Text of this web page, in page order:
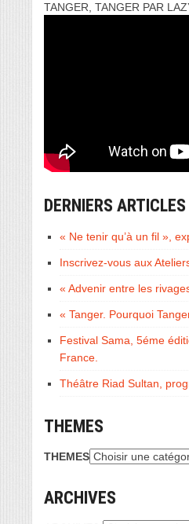
TANGER, TANGER PAR
DERNIERS ARTICLES
« Ne tenir qu’à un fil »,
Inscrivez-vous aux
« Advenir entre les
« Tanger. Pourquoi
Festival Sama, 5éme
France.
Théâtre Riad Sultan,
THEMES
THEMES
ARCHIVES